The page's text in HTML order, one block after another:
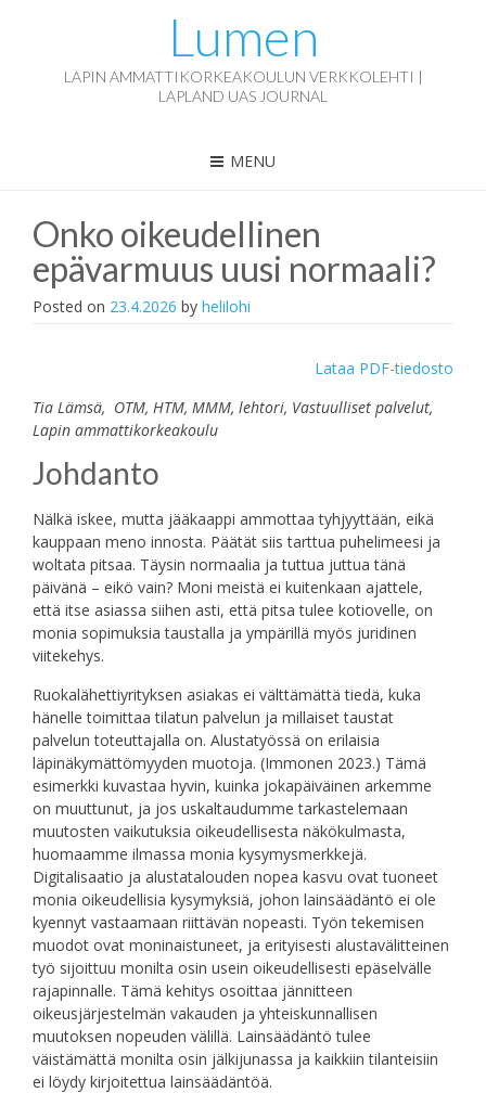
Lumen
LAPIN AMMATTIKORKEAKOULUN VERKKOLEHTI |
LAPLAND UAS JOURNAL
MENU
Onko oikeudellinen
epävarmuus uusi normaali?
Posted on 23.4.2026 by helilohi
Lataa PDF-tiedosto
Tia Lämsä, OTM, HTM, MMM, lehtori, Vastuulliset palvelut,
Lapin ammattikorkeakoulu
Johdanto
Nälkä iskee, mutta jääkaappi ammottaa tyhjyyttään, eikä
kauppaan meno innosta. Päätät siis tarttua puhelimeesi ja
woltata pitsaa. Täysin normaalia ja tuttua juttua tänä
päivänä – eikö vain? Moni meistä ei kuitenkaan ajattele,
että itse asiassa siihen asti, että pitsa tulee kotiovelle, on
monia sopimuksia taustalla ja ympärillä myös juridinen
viitekehys.
Ruokalähettiyrityksen asiakas ei välttämättä tiedä, kuka
hänelle toimittaa tilatun palvelun ja millaiset taustat
palvelun toteuttajalla on. Alustatyössä on erilaisia
läpinäkymättömyyden muotoja. (Immonen 2023.) Tämä
esimerkki kuvastaa hyvin, kuinka jokapäiväinen arkemme
on muuttunut, ja jos uskaltaudumme tarkastelemaan
muutosten vaikutuksia oikeudellisesta näkökulmasta,
huomaamme ilmassa monia kysymysmerkkejä.
Digitalisaatio ja alustatalouden nopea kasvu ovat tuoneet
monia oikeudellisia kysymyksiä, johon lainsäädäntö ei ole
kyennyt vastaamaan riittävän nopeasti. Työn tekemisen
muodot ovat moninaistuneet, ja erityisesti alustavälitteinen
työ sijoittuu monilta osin usein oikeudellisesti epäselvälle
rajapinnalle. Tämä kehitys osoittaa jännitteen
oikeusjärjestelmän vakauden ja yhteiskunnallisen
muutoksen nopeuden välillä. Lainsäädäntö tulee
väistämättä monilta osin jälkijunassa ja kaikkiin tilanteisiin
ei löydy kirjoitettua lainsäädäntöä.